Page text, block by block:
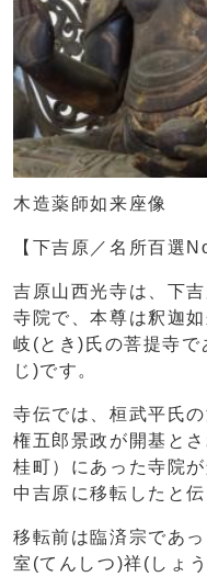
木造薬師如来座像
【下吉原／名所百選
吉原山西光寺は、下
寺院で、本尊は釈迦
岐(とき)氏の菩提寺で
じ)です。
寺伝では、桓武平氏
権五郎景政が開基と
桂町）にあった寺院
中吉原に移転したと
移転前は臨済宗であ
室(てんしつ)祥(しょ